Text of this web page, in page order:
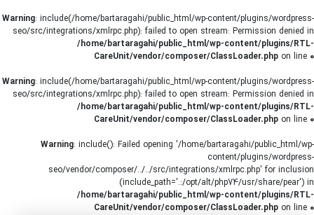
Warning: include(/home/bartaragahi/public_html/wp-content/plugins/wordpress-
seo/src/integrations/xmlrpc.php): failed to open stream: Permission denied in
/home/bartaragahi/public_html/wp-content/plugins/RTL-
CareUnit/vendor/composer/ClassLoader.php on line 0
Warning: include(/home/bartaragahi/public_html/wp-content/plugins/wordpress-
seo/src/integrations/xmlrpc.php): failed to open stream: Permission denied in
/home/bartaragahi/public_html/wp-content/plugins/RTL-
CareUnit/vendor/composer/ClassLoader.php on line 0
Warning: include(): Failed opening '/home/bartaragahi/public_html/wp-
content/plugins/wordpress-
seo/vendor/composer/../../src/integrations/xmlrpc.php' for inclusion
(include_path='.:/opt/alt/php74/usr/share/pear') in
/home/bartaragahi/public_html/wp-content/plugins/RTL-
CareUnit/vendor/composer/ClassLoader.php on line 0